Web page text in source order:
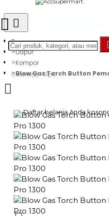
0 item(s) - Rp0
Daftar belanja Anda
Dapur
Kompor
Blow Gas Torch Button